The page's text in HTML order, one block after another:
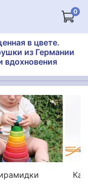
0
в цвете.
из Германии
вдохновения